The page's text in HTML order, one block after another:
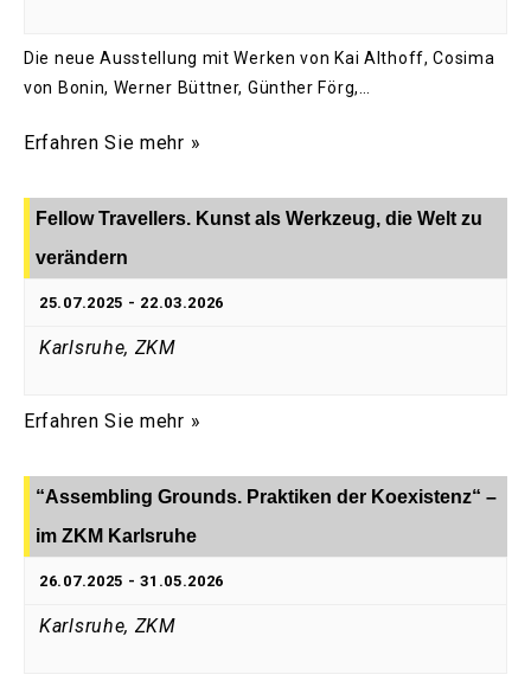
Die neue Ausstellung mit Werken von Kai Althoff, Cosima
von Bonin, Werner Büttner, Günther Förg,…
Erfahren Sie mehr »
Fellow Travellers. Kunst als Werkzeug, die Welt zu
verändern
25.07.2025 - 22.03.2026
Karlsruhe, ZKM
Erfahren Sie mehr »
“Assembling Grounds. Praktiken der Koexistenz“ –
im ZKM Karlsruhe
26.07.2025 -31.05.2026
Karlsruhe, ZKM